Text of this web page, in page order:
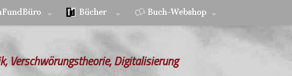
Verschwörungstheorie, Digitalisierung